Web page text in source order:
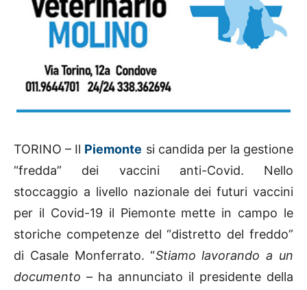
TORINO – Il Piemonte si candida per la gestione
“fredda” dei vaccini anti-Covid. Nello
stoccaggio a livello nazionale dei futuri vaccini
per il Covid-19 il Piemonte mette in campo le
storiche competenze del “distretto del freddo”
di Casale Monferrato. “Stiamo lavorando a un
documento – ha annunciato il presidente della